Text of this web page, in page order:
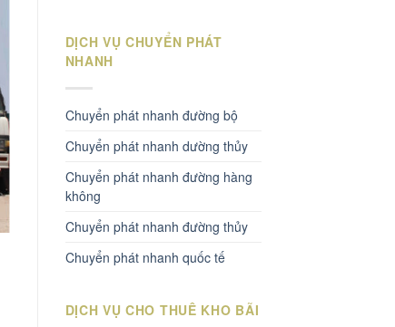
DỊCH VỤ CHUYỂN PHÁT
NHANH
Chuyển phát nhanh đường bộ
Chuyển phát nhanh dường thủy
Chuyển phát nhanh đường hàng
không
Chuyển phát nhanh đường thủy
Chuyển phát nhanh quốc tế
DỊCH VỤ CHO THUÊ KHO BÃI